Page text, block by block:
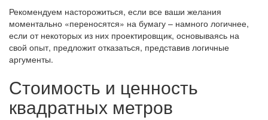
Рекомендуем насторожиться, если все ваши желания
моментально «переносятся» на бумагу – намного логичнее,
если от некоторых из них проектировщик, основываясь на
свой опыт, предложит отказаться, представив логичные
аргументы.
Стоимость и ценность
квадратных метров